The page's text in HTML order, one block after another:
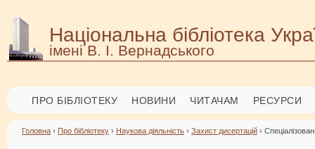
Національна бібліотека
імені В. І. Вернадського
ПРО БІБЛІОТЕКУ НОВИНИ ЧИТАЧАМ РЕСУРСИ
Головна › Про бібліотеку › Наукова діяльність › Захист дисертацій ›